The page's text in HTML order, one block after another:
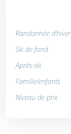
Randonnée d'hiver
Ski de fond
Après-ski
Famille/enfants
Niveau de prix